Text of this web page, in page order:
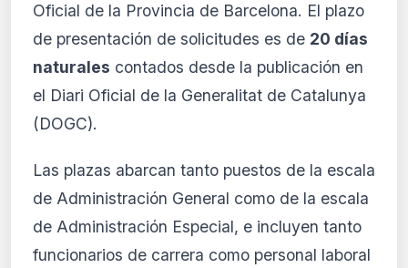
Crear mi cuenta
Desde 9,99 €/mes · Cancela cuando quieras
Oficial de la Provincia de Barcelona. El plazo
de presentación de solicitudes es de 20 días
naturales contados desde la publicación en
el Diari Oficial de la Generalitat de Catalunya
(DOGC).
Las plazas abarcan tanto puestos de la escala
de Administración General como de la escala
de Administración Especial, e incluyen tanto
funcionarios de carrera como personal laboral